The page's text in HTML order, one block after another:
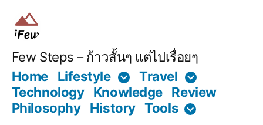
Few Steps – ก้าวสั้นๆ แต่ไปเรื่อยๆ
Home
Lifestyle
Travel
Technology
Knowledge Review
Philosophy
History Tools